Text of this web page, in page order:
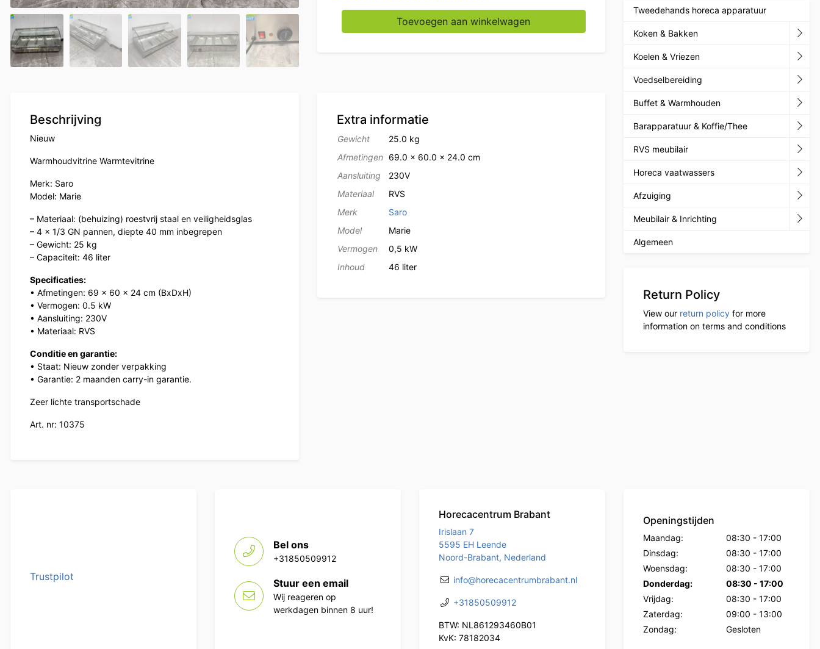
RVS Saro Marie Warmhoudvitrine 4 x 1/3 GN 69 cm 230V Horeca aantal
Toevoegen aan winkelwagen
Beschrijving
Nieuw
Warmhoudvitrine Warmtevitrine
Merk: Saro
Model: Marie
– Materiaal: (behuizing) roestvrij staal en veiligheidsglas
– 4 x 1/3 GN pannen, diepte 40 mm inbegrepen
– Gewicht: 25 kg
– Capaciteit: 46 liter
Specificaties:
• Afmetingen: 69 x 60 x 24 cm (BxDxH)
• Vermogen: 0.5 kW
• Aansluiting: 230V
• Materiaal: RVS
Conditie en garantie:
• Staat: Nieuw zonder verpakking
• Garantie: 2 maanden carry-in garantie.
Zeer lichte transportschade
Art. nr: 10375
Extra informatie
Gewicht
25.0 kg
Afmetingen
69.0 × 60.0 × 24.0 cm
Aansluiting
230V
Materiaal
RVS
Merk
Saro
Model
Marie
Vermogen
0,5 kW
Inhoud
46 liter
Tweedehands horeca apparatuur
Koken & Bakken
Koelen & Vriezen
Voedselbereiding
Buffet & Warmhouden
Barapparatuur & Koffie/Thee
RVS meubilair
Horeca vaatwassers
Afzuiging
Meubilair & Inrichting
Algemeen
Return Policy
View our return policy for more
information on terms and conditions
Trustpilot
Bel ons
+31850509912
Stuur een email
Wij reageren op
werkdagen binnen 8 uur!
Horecacentrum Brabant
Irislaan 7
5595 EH Leende
Noord-Brabant, Nederland
info@horecacentrumbrabant.nl
+31850509912
BTW: NL861293460B01
KvK: 78182034
Openingstijden
Maandag: 08:30 - 17:00
Dinsdag:
08:30 - 17:00
Woensdag:
08:30 - 17:00
Donderdag:
08:30 - 17:00
Vrijdag:
08:30 - 17:00
Zaterdag:
09:00 - 13:00
Zondag:
Gesloten